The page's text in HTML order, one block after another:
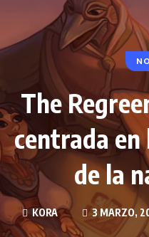
The
centrada
de la
KORA 3 MARZO,